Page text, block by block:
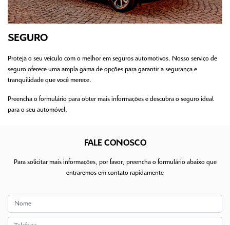
SEGURO
Proteja o seu veículo com o melhor em seguros automotivos. Nosso serviço de
seguro oferece uma ampla gama de opções para garantir a segurança e
tranquilidade que você merece.
Preencha o formulário para obter mais informações e descubra o seguro ideal
para o seu automóvel.
FALE CONOSCO
Para solicitar mais informações, por favor, preencha o formulário abaixo que
entraremos em contato rapidamente